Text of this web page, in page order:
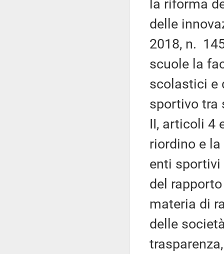
la riforma
delle
2018, n.
scuole la
scolastici e
sportivo tra
II, articoli 4
riordino e
enti
del
materia di
delle